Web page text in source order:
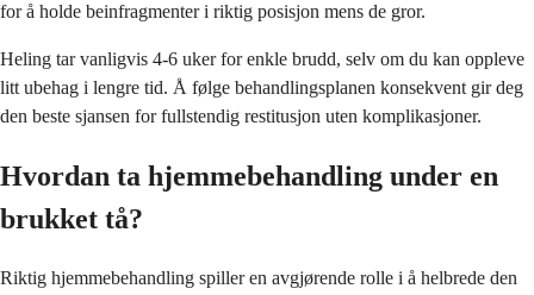
for å holde beinfragmenter i riktig posisjon mens de gror.
Heling tar vanligvis 4-6 uker for enkle brudd, selv om du kan oppleve
litt ubehag i lengre tid. Å følge behandlingsplanen konsekvent gir deg
den beste sjansen for fullstendig restitusjon uten komplikasjoner.
Hvordan ta hjemmebehandling under en
brukket tå?
Riktig hjemmebehandling spiller en avgjørende rolle i å helbrede den